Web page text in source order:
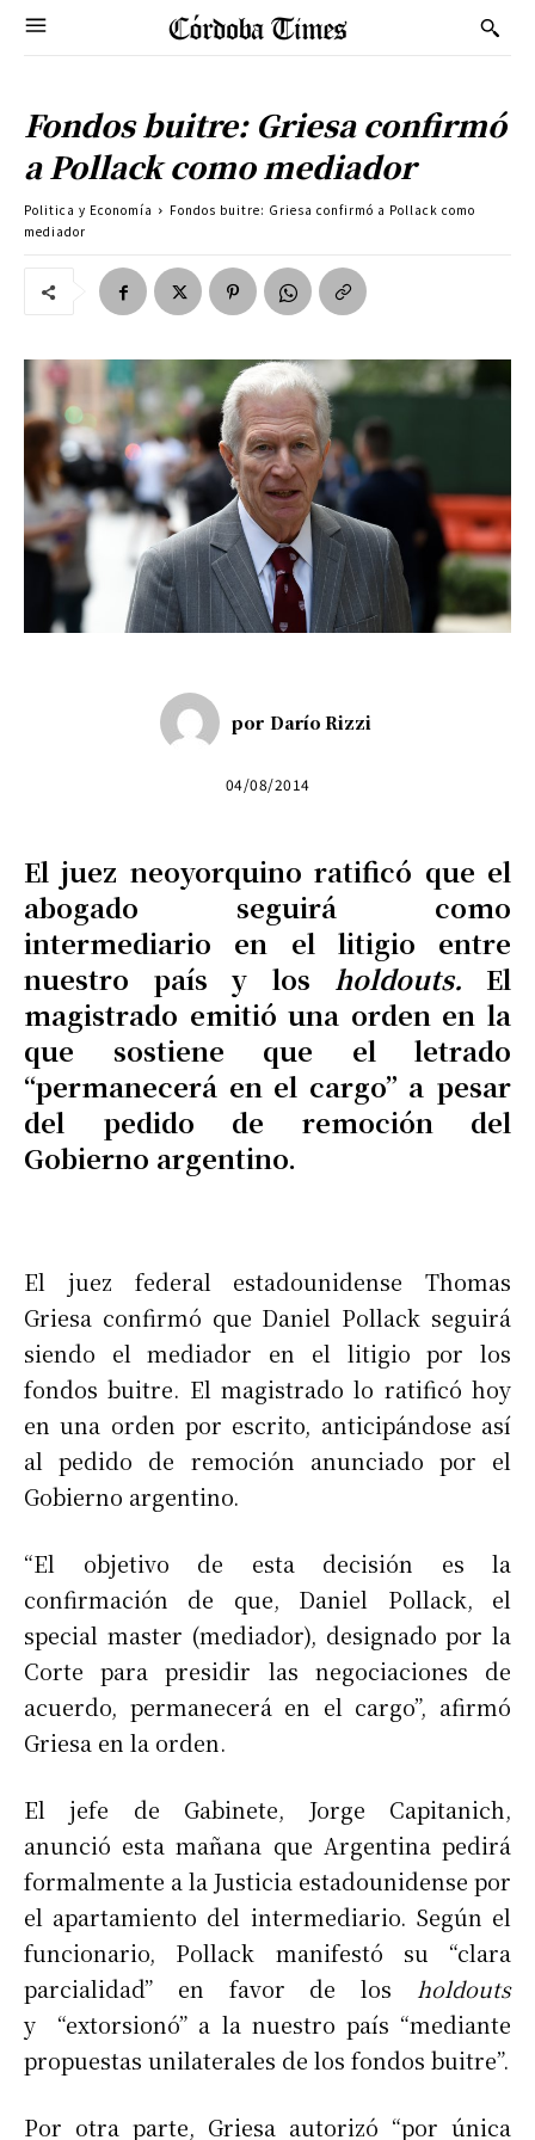
Fondos buitre: Griesa confirmó
a Pollack como mediador
Politica y Economía
Fondos buitre: Griesa confirmó a Pollack como
mediador
por Darío Rizzi
04/08/2014
El juez neoyorquino ratificó que el
abogado seguirá como
intermediario en el litigio entre
nuestro país y los holdouts. El
magistrado emitió una orden en la
que sostiene que el letrado
“permanecerá en el cargo” a pesar
del pedido de remoción del
Gobierno argentino.
El juez federal estadounidense Thomas
Griesa confirmó que Daniel Pollack seguirá
siendo el mediador en el litigio por los
fondos buitre. El magistrado lo ratificó hoy
en una orden por escrito, anticipándose así
al pedido de remoción anunciado por el
Gobierno argentino.
“El objetivo de esta decisión es la
confirmación de que, Daniel Pollack, el
special master (mediador), designado por la
Corte para presidir las negociaciones de
acuerdo, permanecerá en el cargo”, afirmó
Griesa en la orden.
El jefe de Gabinete, Jorge Capitanich,
anunció esta mañana que Argentina pedirá
formalmente a la Justicia estadounidense por
el apartamiento del intermediario. Según el
funcionario, Pollack manifestó su “clara
parcialidad” en favor de los holdouts
y “extorsionó” a la nuestro país “mediante
propuestas unilaterales de los fondos buitre”.
Por otra parte, Griesa autorizó “por única